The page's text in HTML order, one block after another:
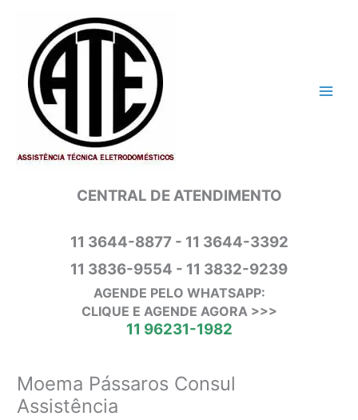
conteúdo
CENTRAL DE ATENDIMENTO
11 3644-8877 - 11 3644-3392
11 3836-9554 - 11 3832-9239
AGENDE PELO WHATSAPP:
CLIQUE E AGENDE AGORA >>>
11 96231-1982
Moema Pássaros Consul
Assistência